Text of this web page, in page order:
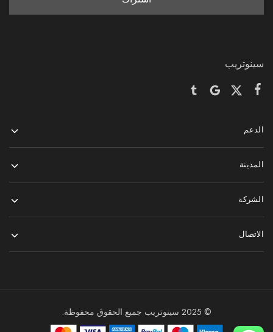
سينوتريب
الدعم
المدينة
الشركة
الاتصال
© 2025 سينوتريب جميع الحقوق محفوظة.